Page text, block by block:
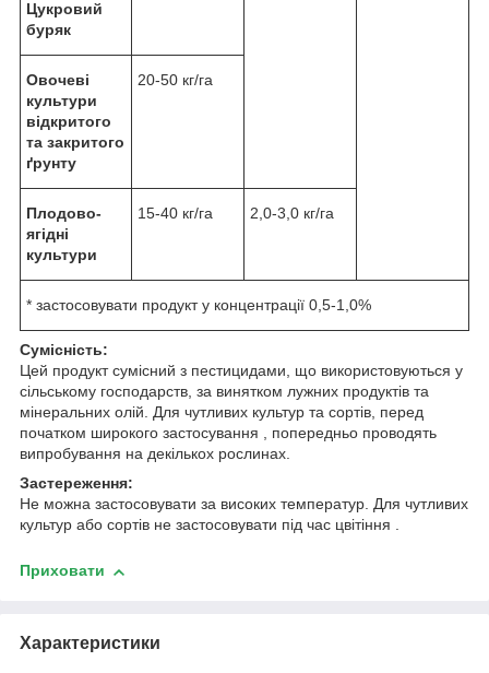
Цукровий
буряк
Овочеві
культури
відкритого
та закритого
ґрунту
20-50 кг/га
Плодово-
ягідні
культури
15-40 кг/га 2,0-3,0 кг/га
* застосовувати продукт у концентрації 0,5-1,0%
Сумісність:
Цей продукт сумісний з пестицидами, що використовуються у
сільському господарств, за винятком лужних продуктів та
мінеральних олій. Для чутливих культур та сортів, перед
початком широкого застосування , попередньо проводять
випробування на декількох рослинах.
Застереження:
Не можна застосовувати за високих температур. Для чутливих
культур або сортів не застосовувати під час цвітіння .
Приховати
Характеристики